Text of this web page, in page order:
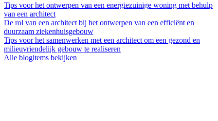
Tips voor het ontwerpen van een energiezuinige woning met behulp
van een architect
De rol van een architect bij het ontwerpen van een efficiënt en
duurzaam ziekenhuisgebouw
Tips voor het samenwerken met een architect om een gezond en
milieuvriendelijk gebouw te realiseren
Alle blogitems bekijken